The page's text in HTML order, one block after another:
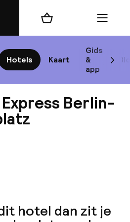
Hotels Kaart
Gids
&
app
Winkelmand Menu
Express Berlin-
hotel dan zit je